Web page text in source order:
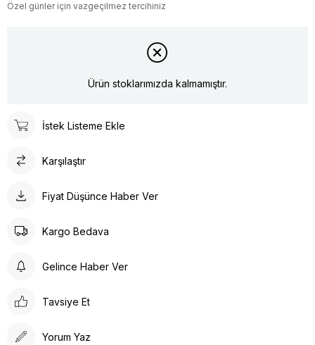
Özel günler için vazgeçilmez tercihiniz
Ürün stoklarımızda kalmamıştır.
İstek Listeme Ekle
Karşılaştır
Fiyat Düşünce Haber Ver
Kargo Bedava
Gelince Haber Ver
Tavsiye Et
Yorum Yaz